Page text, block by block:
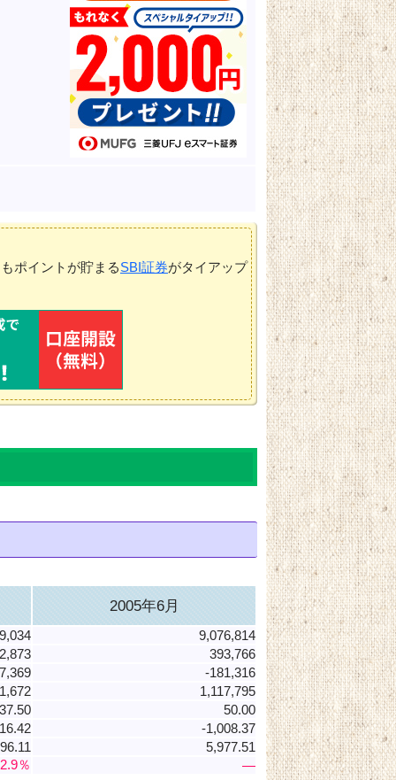
ポイントが貯まるSBI証券がタイアップ
2005年6月
9,076,814
393,766
-181,316
1,117,795
37.50
50.00
-1,008.37
5,977.51
％
―